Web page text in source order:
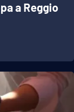
a Reggio